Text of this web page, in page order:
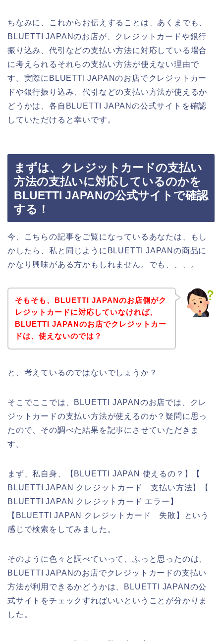
ちなみに、これからお伝えすることは、あくまでも、
BLUETTI JAPANのお店が、クレジットカードや銀行
振り込み、代引などの支払い方法に対応している場合
に考えられるそれらの支払い方法が使えない理由で
す。実際にBLUETTI JAPANのお店でクレジットカー
ドや銀行振り込み、代引などの支払い方法が使えるか
どうかは、各自BLUETTI JAPANの公式サイトを確認
していただけると幸いです。
まずは、クレジットカードの支払い
方法の支払いに対応しているのかを
BLUETTI JAPANの公式サイトで確認
する！
今、こちらの記事をご覧になっているあなたは、もし
かしたら、私と同じようにBLUETTI JAPANの商品に
かなり興味がある方かもしれません。でも、、、。
そもそも、BLUETTI JAPANのお店側がク
レジットカードに対応していなければ、
BLUETTI JAPANのお店でクレジットカー
ドは、使えないのでは？
と、考えているのではないでしょうか？
そこでここでは、BLUETTI JAPANのお店では、クレ
ジットカードの支払い方法が使えるのか？疑問に思っ
たので、その調べた結果を記事にさせていただきま
す。
まず、私自身、【BLUETTI JAPAN 使えるの？】【
BLUETTI JAPAN クレジットカード 支払い方法】【
BLUETTI JAPAN クレジットカード エラー】
【BLUETTI JAPAN クレジットカード 失敗】という
感じで検索をしてみました。
そのように色々と調べていって、ふっと思ったのは、
BLUETTI JAPANのお店でクレジットカードの支払い
方法が利用できるかどうかは、BLUETTI JAPANの公
式サイトをチェックすればいいということが分かりま
した。